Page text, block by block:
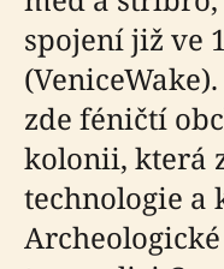
spojení již ve
zde féničtí
kolonii, která
technologie